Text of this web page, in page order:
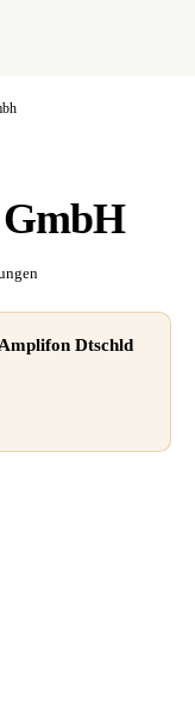
GmbH
Amplifon Dtschld